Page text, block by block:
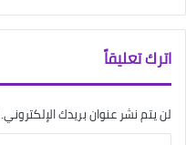
اترك تعليقاً
لن يتم نشر عنوان بريدك الإلكتروني.